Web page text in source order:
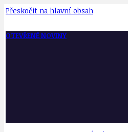
Přeskočit na hlavní obsah
OTEVŘENÉ NOVINY